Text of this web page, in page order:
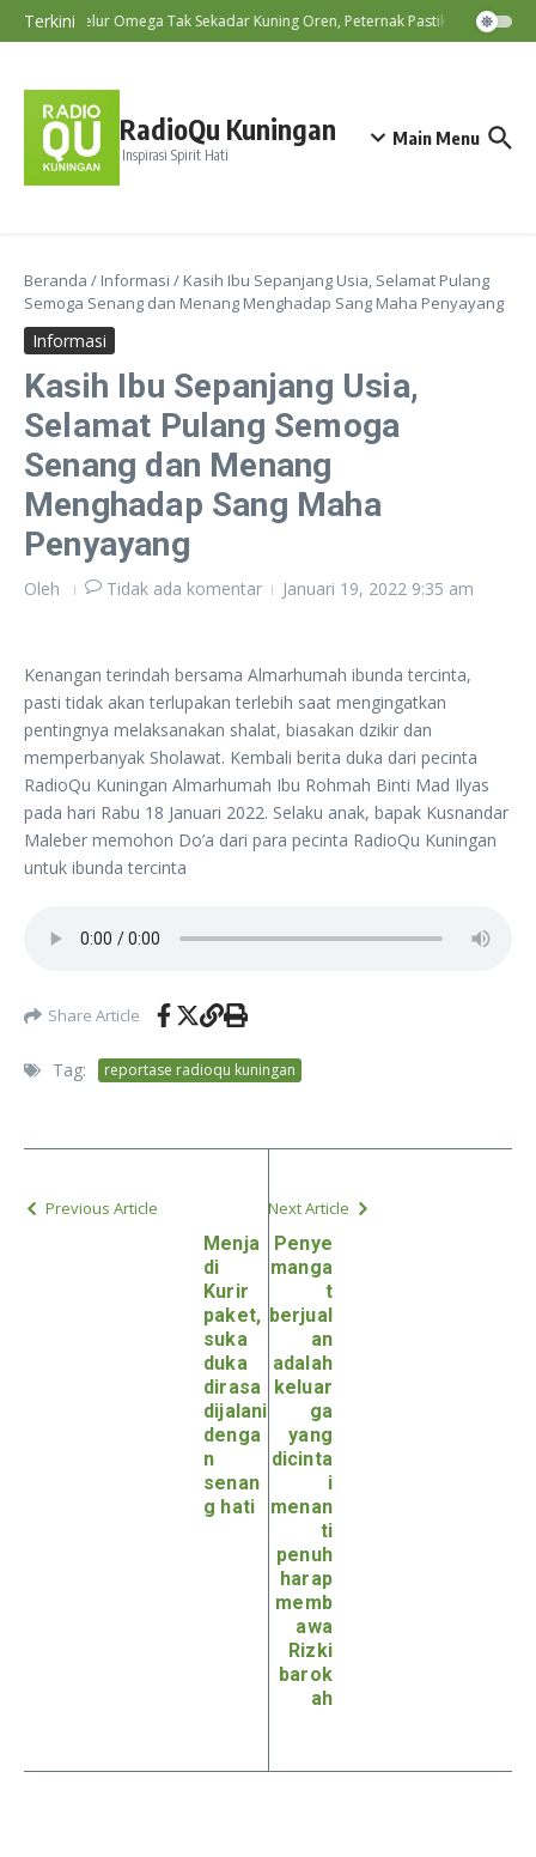
Lewati ke konten
TerkiniTelur Omega Tak Sekadar Kuning Oren, Peternak Pastikan
RadioQu Kuningan
Inspirasi Spirit Hati
Main Menu
Beranda / Informasi / Kasih Ibu Sepanjang Usia, Selamat Pulang
Semoga Senang dan Menang Menghadap Sang Maha Penyayang
Informasi
Kasih Ibu Sepanjang Usia,
Selamat Pulang Semoga
Senang dan Menang
Menghadap Sang Maha
Penyayang
Oleh Tidak ada komentar Januari 19, 2022 9:35 am
Kenangan terindah bersama Almarhumah ibunda tercinta,
pasti tidak akan terlupakan terlebih saat mengingatkan
pentingnya melaksanakan shalat, biasakan dzikir dan
memperbanyak Sholawat. Kembali berita duka dari pecinta
RadioQu Kuningan Almarhumah Ibu Rohmah Binti Mad Ilyas
pada hari Rabu 18 Januari 2022. Selaku anak, bapak Kusnandar
Maleber memohon Do’a dari para pecinta RadioQu Kuningan
untuk ibunda tercinta
Share Article
Tag: reportase radioqu kuningan
Previous Article
Menja
di
Kurir
paket,
suka
duka
dirasa
dijalani
denga
n
senan
g hati
Next Article
Penye
manga
t
berjual
an
adalah
keluar
ga
yang
dicinta
i
menan
ti
penuh
harap
memb
awa
Rizki
barok
ah